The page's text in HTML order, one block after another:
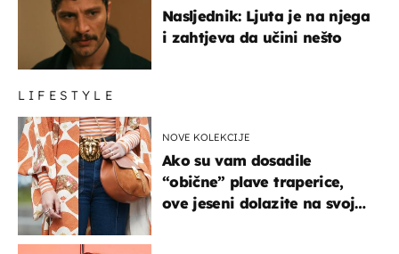
Nasljednik: Ljuta je na njega
i zahtjeva da učini nešto
LIFESTYLE
NOVE KOLEKCIJE
Ako su vam dosadile
“obične” plave traperice,
ove jeseni dolazite na svoje